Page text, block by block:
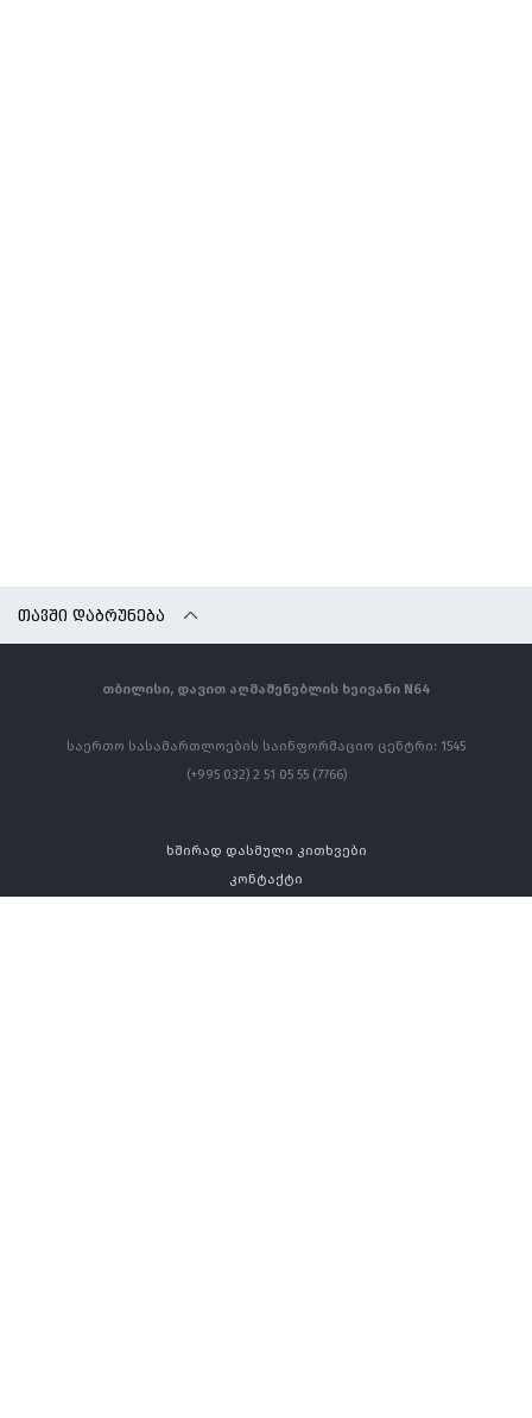
ᲗᲐᲕᲨᲘ ᲓᲐᲑᲠᲣᲜᲔᲑᲐ
თბილისი, დავით აღმაშენებლის ხეივანი N64
საერთო სასამართლოების საინფორმაციო ცენტრი: 1545
(+995 032) 2 51 05 55 (7766)
ხშირად დასმული კითხვები
კონტაქტი